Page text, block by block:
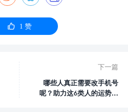
 1 赞
下一篇
哪些人真正需要改手机号
呢？助力这6类人的运势翻